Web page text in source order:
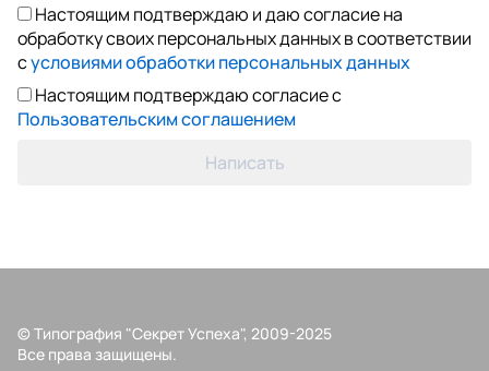
Настоящим подтверждаю и даю согласие на
обработку своих персональных данных в соответствии
сусловиями обработки персональных данных
Настоящим подтверждаю согласие с
Пользовательским соглашением
Написать
© Типография "Секрет Успеха", 2009-2025
Все права защищены.